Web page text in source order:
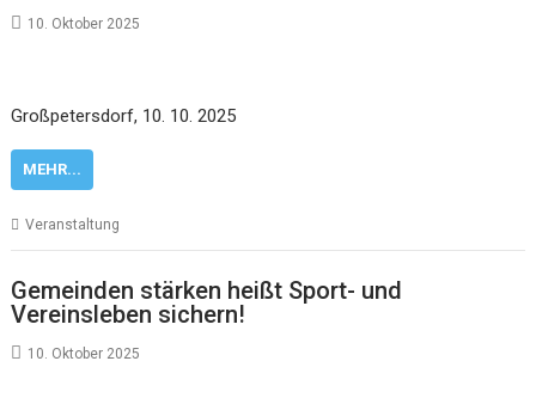
10. Oktober 2025
Großpetersdorf, 10. 10. 2025
MEHR...
Veranstaltung
Gemeinden stärken heißt Sport- und
Vereinsleben sichern!
10. Oktober 2025